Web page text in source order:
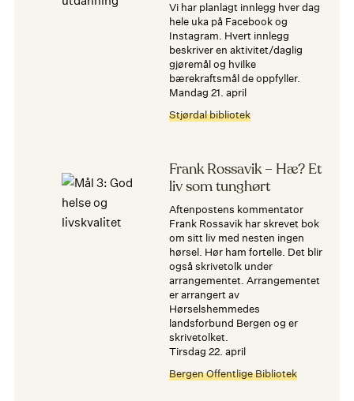
Vi har planlagt innlegg hver dag
hele uka på Facebook og
Instagram. Hvert innlegg
beskriver en aktivitet/daglig
gjøremål og hvilke
bærekraftsmål de oppfyller.
mandag 21. april
Stjørdal bibliotek
Frank Rossavik – Hæ? Et
liv som tunghørt
Aftenpostens kommentator
Frank Rossavik har skrevet bok
om sitt liv med nesten ingen
hørsel. Hør ham fortelle. Det blir
også skrivetolk under
arrangementet. Arrangementet
er arrangert av
Hørselshemmedes
landsforbund Bergen og er
skrivetolket.
tirsdag 22. april
Bergen Offentlige Bibliotek